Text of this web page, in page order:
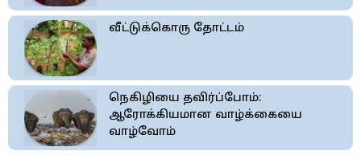
வீட்டுக்கொரு தோட்டம்
நெகிழியை தவிர்ப்போம்:
ஆரோக்கியமான வாழ்க்கையை
வாழ்வோம்